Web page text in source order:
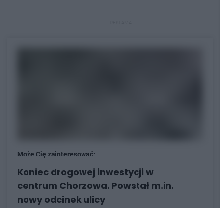
Może Cię zainteresować:
Koniec drogowej inwestycji w
centrum Chorzowa. Powstał m.in.
nowy odcinek ulicy